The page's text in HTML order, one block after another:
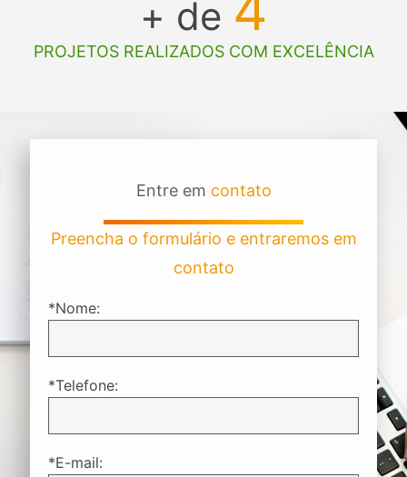
+ de
PROJETOS REALIZADOS COM EXCELÊNCIA
Entre em contato
Preencha o formulário e entraremos em
contato
*Nome:
*Telefone:
*E-mail: